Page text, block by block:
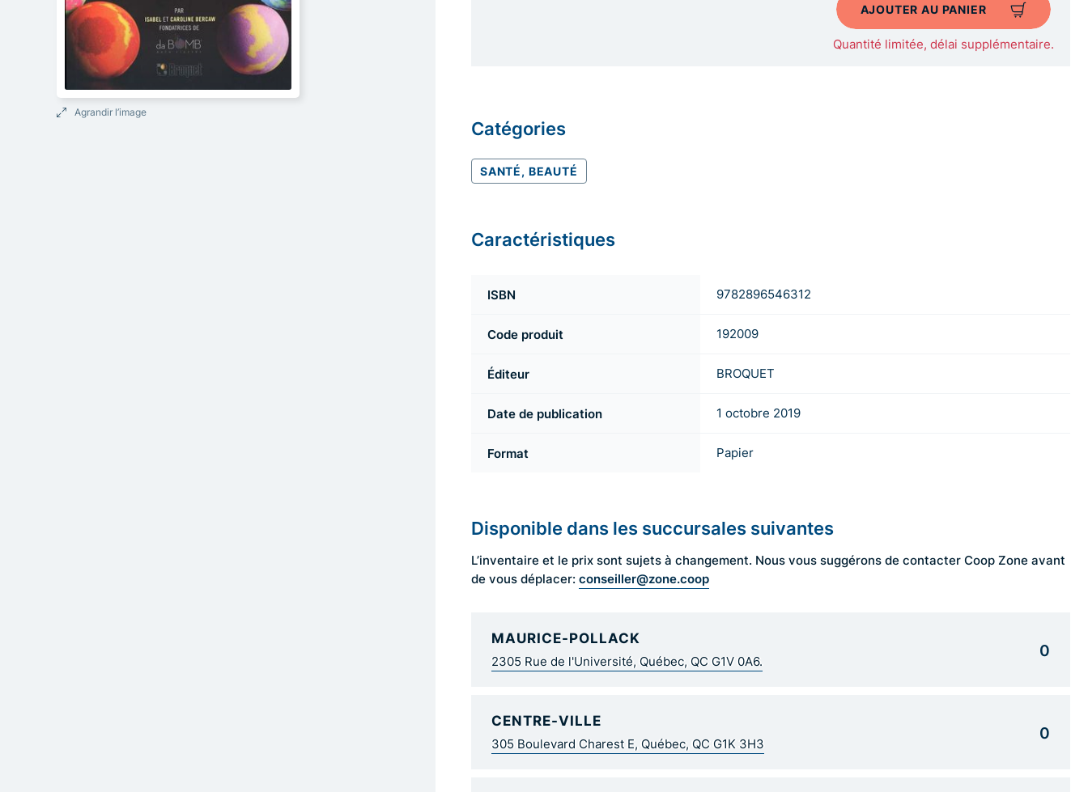
Agrandir l’image
AJOUTER AU PANIER
Quantité limitée, délai supplémentaire.
Catégories
SANTÉ, BEAUTÉ
Caractéristiques
ISBN 9782896546312
Code produit 192009
Éditeur BROQUET
Date de publication 1 octobre 2019
Format Papier
Disponible dans les succursales suivantes
L’inventaire et le prix sont sujets à changement. Nous vous suggérons de contacter Coop Zone avant
de vous déplacer: conseiller@zone.coop
MAURICE-POLLACK
2305 Rue de l'Université, Québec, QC G1V 0A6.
0
CENTRE-VILLE
305 Boulevard Charest E, Québec, QC G1K 3H3
0